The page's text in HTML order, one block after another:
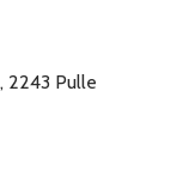
2243 Pulle